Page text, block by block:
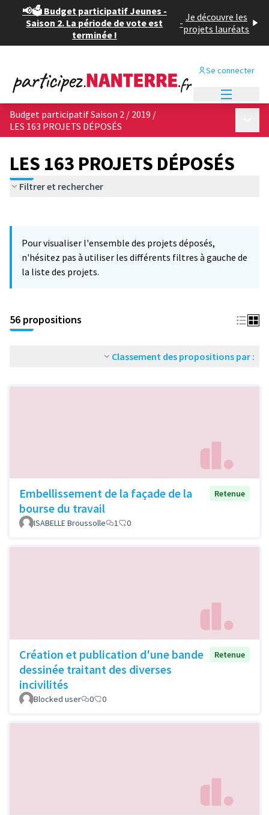
📢🗳️ Budget participatif Jeunes -
Saison 2. La période de vote est
terminée !
- Je découvre les
projets lauréats
Se connecter
Budget participatif Saison 2 / 2019 /
LES 163 PROJETS DÉPOSÉS
LES 163 PROJETS DÉPOSÉS
Filtrer et rechercher
−
Pour visualiser l'ensemble des projets déposés,
n'hésitez pas à utiliser les différents filtres à gauche de
la liste des projets.
56 propositions
Classement des propositions par :
Embellissement de la façade de la
bourse du travail
Retenue
ISABELLE Broussolle 1 0
Création et publication d'une bande
dessinée traitant des diverses
incivilités
Retenue
Blocked user 0 0